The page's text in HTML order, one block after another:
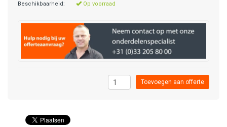
Beschikbaarheid:
Op voorraad
Toevoegen aan offerte